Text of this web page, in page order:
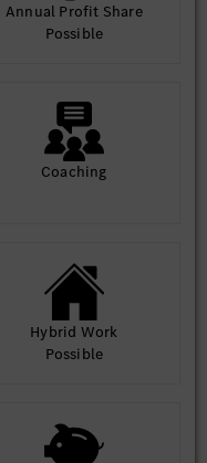
Annual Profit Share
Possible
Coaching
Hybrid Work
Possible